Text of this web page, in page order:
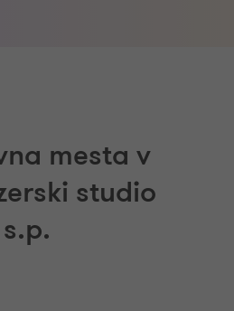
mesta v
studio